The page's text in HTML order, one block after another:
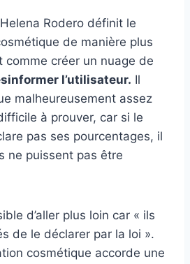
Rodero définit le
de manière plus
comme créer un nuage de
l’utilisateur. Il
malheureusement assez
à prouver, car si le
pas ses pourcentages, il
ne puissent pas être
d’aller plus loin car « ils
de le déclarer par la loi ».
cosmétique accorde une